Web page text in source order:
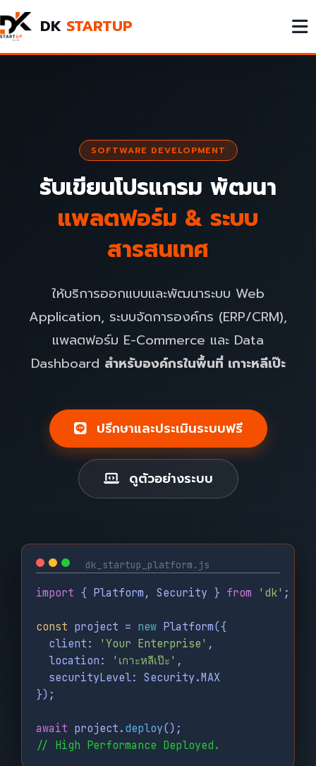
DK STARTUP
SOFTWARE DEVELOPMENT
รับเขียนโปรแกรม พัฒนา
แพลตฟอร์ม & ระบบ
สารสนเทศ
ให้บริการออกแบบและพัฒนาระบบ Web
Application, ระบบจัดการองค์กร (ERP/CRM),
แพลตฟอร์ม E-Commerce และ Data
Dashboard สำหรับองค์กรในพื้นที่ เกาะหลีเป๊ะ
ปรึกษาและประเมินระบบฟรี
ดูตัวอย่างระบบ
dk_startup_platform.js
import { Platform, Security } from 'dk' ;
const project = new Platform({
client:
'Your Enterprise' ,
location:
'เกาะหลีเป๊ะ' ,
securityLevel: Security.MAX
});
await project.deploy();
// High Performance Deployed.